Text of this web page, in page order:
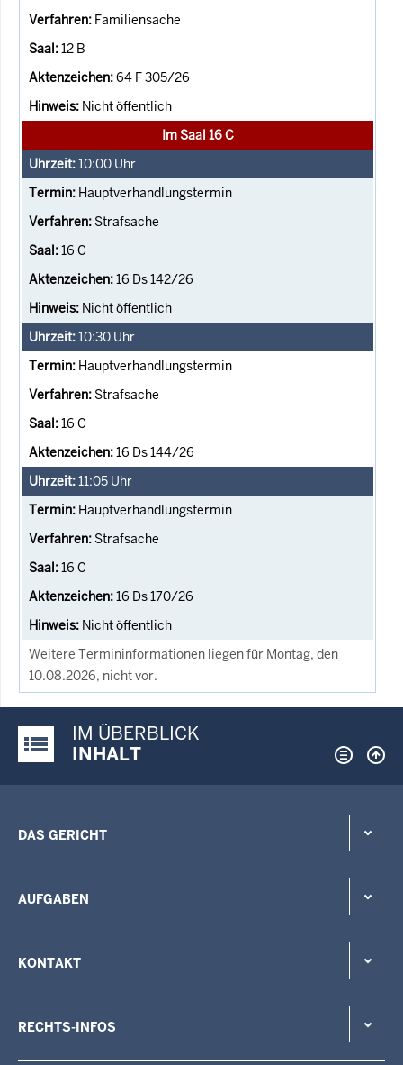
Familiensache
12 B
64 F 305/26
Nicht öffentlich
Im Saal 16 C
10:00 Uhr
Hauptverhandlungstermin
Strafsache
16 C
16 Ds 142/26
Nicht öffentlich
10:30 Uhr
Hauptverhandlungstermin
Strafsache
16 C
16 Ds 144/26
11:05 Uhr
Hauptverhandlungstermin
Strafsache
16 C
16 Ds 170/26
Nicht öffentlich
Weitere Termininformationen liegen für Montag, den
10.08.2026, nicht vor.
Justiz-Portal im Überblick:
IM ÜBERBLICK
INHALT
DAS GERICHT
AUFGABEN
KONTAKT
RECHTS-INFOS